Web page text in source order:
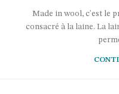
Made in wool, c'est le
consacré à la laine. La